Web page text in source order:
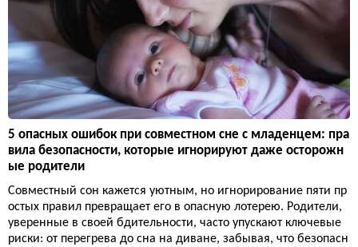
5 опасных ошибок при совместном сне с младенцем: пра
вила безопасности, которые игнорируют даже осторожн
ые родители
Совместный сон кажется уютным, но игнорирование пяти пр
остых правил превращает его в опасную лотерею. Родители,
уверенные в своей бдительности, часто упускают ключевые
риски: от перегрева до сна на диване, забывая, что безопасн